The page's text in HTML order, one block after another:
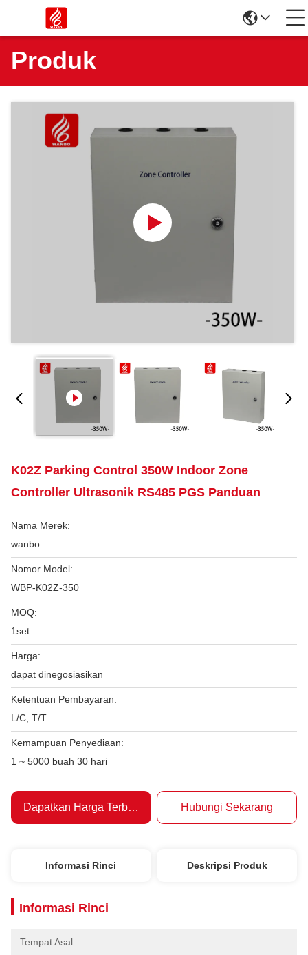
Produk
K02Z Parking Control 350W Indoor Zone
Controller Ultrasonik RS485 PGS Panduan
Nama Merek:
wanbo
Nomor Model:
WBP-K02Z-350
MOQ:
1set
Harga:
dapat dinegosiasikan
Ketentuan Pembayaran:
L/C, T/T
Kemampuan Penyediaan:
1 ~ 5000 buah 30 hari
Dapatkan Harga Terbaik Hubungi Sekarang
Informasi Rinci Deskripsi Produk
Informasi Rinci
Tempat Asal: